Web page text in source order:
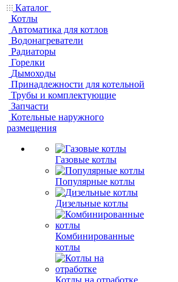
Каталог
Котлы
Автоматика для котлов
Водонагреватели
Радиаторы
Горелки
Дымоходы
Принадлежности для котельной
Трубы и комплектующие
Запчасти
Котельные наружного
размещения
Газовые котлы
Популярные котлы
Дизельные котлы
Комбинированные
котлы
Котлы на отработке